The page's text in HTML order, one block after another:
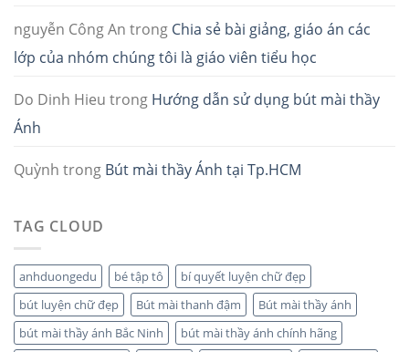
nguyễn Công An trong Chia sẻ bài giảng, giáo án các
lớp của nhóm chúng tôi là giáo viên tiểu học
Do Dinh Hieu trong Hướng dẫn sử dụng bút mài thầy
Ánh
Quỳnh trong Bút mài thầy Ánh tại Tp.HCM
TAG CLOUD
anhduongedu bé tập tô
bí quyết luyện chữ đẹp
bút luyện chữ đẹp
Bút mài thanh đậm
Bút mài thầy ánh
bút mài thầy ánh Bắc Ninh
bút mài thầy ánh chính hãng